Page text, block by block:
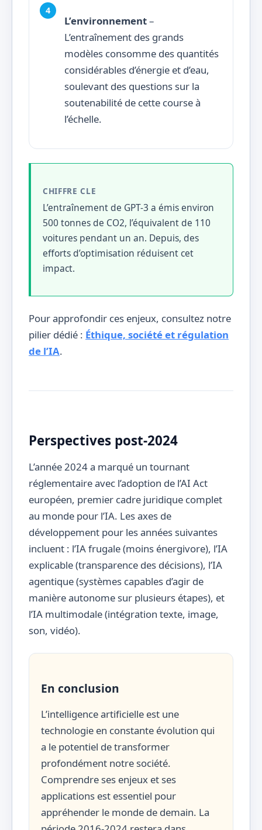
L’environnement–
L’entraînement des grands
modèles consomme des quantités
considérables d’énergie et d’eau,
soulevant des questions sur la
soutenabilité de cette course à
l’échelle.
CHIFFRE CLE
L’entraînement de GPT-3 a émis environ
500 tonnes de CO2, l’équivalent de 110
voitures pendant un an. Depuis, des
efforts d’optimisation réduisent cet
impact.
Pour approfondir ces enjeux, consultez notre
pilier dédié : Éthique, société et régulation
de l’IA.
Perspectives post-2024
L’année 2024 a marqué un tournant
réglementaire avec l’adoption de l’AI Act
européen, premier cadre juridique complet
au monde pour l’IA. Les axes de
développement pour les années suivantes
incluent : l’IA frugale (moins énergivore), l’IA
explicable (transparence des décisions), l’IA
agentique (systèmes capables d’agir de
manière autonome sur plusieurs étapes), et
l’IA multimodale (intégration texte, image,
son, vidéo).
En conclusion
L’intelligence artificielle est une
technologie en constante évolution qui
a le potentiel de transformer
profondément notre société.
Comprendre ses enjeux et ses
applications est essentiel pour
appréhender le monde de demain. La